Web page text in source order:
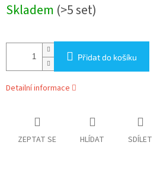
cena:
Skladem (>5 set)
Přidat do košíku
Detailní informace
ZEPTAT SE HLÍDAT SDÍLET